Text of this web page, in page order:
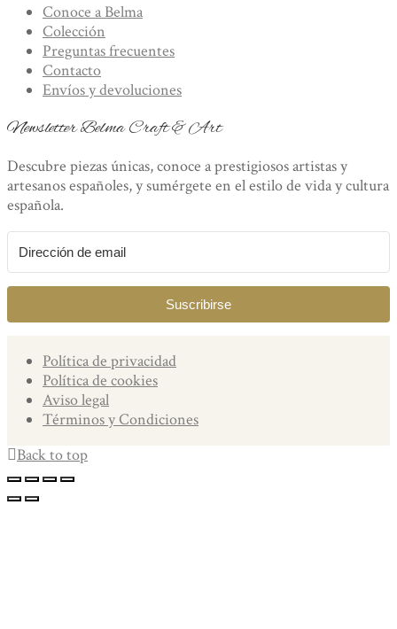
Conoce a Belma
Colección
Preguntas frecuentes
Contacto
Envíos y devoluciones
Newsletter Belma Craft & Art
Descubre piezas únicas, conoce a prestigiosos artistas y
artesanos españoles, y sumérgete en el estilo de vida y cultura
española.
Suscribirse
Política de privacidad
Política de cookies
Aviso legal
Términos y Condiciones
Back to top